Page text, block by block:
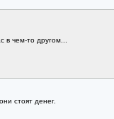
чем-то другом...
стоят денег.